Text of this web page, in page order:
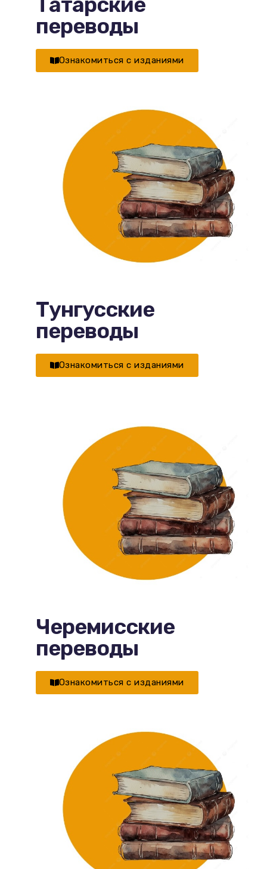
переводы
Ознакомиться с изданиями
Тунгусские
переводы
Ознакомиться с изданиями
Черемисские
переводы
Ознакомиться с изданиями